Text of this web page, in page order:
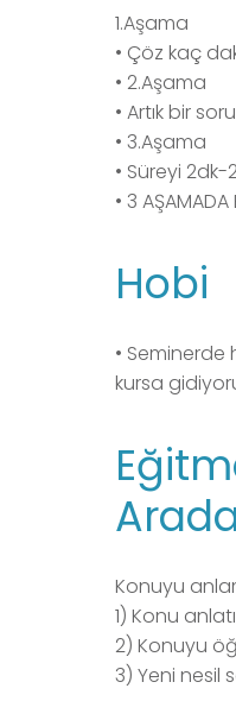
1.Aşama
• Çöz kaç
• 2.Aşama
• Artık bir
• 3.Aşama
• Süreyi
• 3 AŞAMADA
Hobi
•
kursa
Konuyu
1) Konu
2) Konuyu
3) Yeni nesil